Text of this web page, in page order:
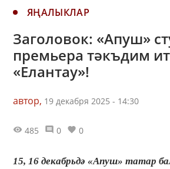
ЯҢАЛЫКЛАР
Заголовок: «Апуш»
премьера тәкъдим
«Елантау»!
автор, 19 декабря 2025 - 14:30
485 0 0
15, 16 декабрьдә «Апуш» татар